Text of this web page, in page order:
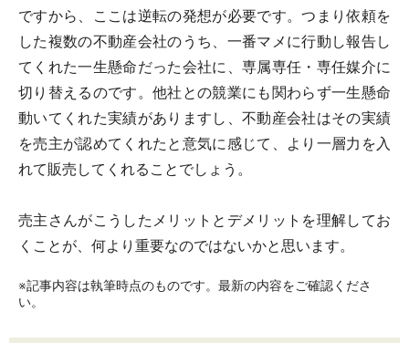
ですから、ここは逆転の発想が必要です。つまり依頼を
した複数の不動産会社のうち、一番マメに行動し報告し
てくれた一生懸命だった会社に、専属専任・専任媒介に
切り替えるのです。他社との競業にも関わらず一生懸命
動いてくれた実績がありますし、不動産会社はその実績
を売主が認めてくれたと意気に感じて、より一層力を入
れて販売してくれることでしょう。
売主さんがこうしたメリットとデメリットを理解してお
くことが、何より重要なのではないかと思います。
※記事内容は執筆時点のものです。最新の内容をご確認くださ
い。